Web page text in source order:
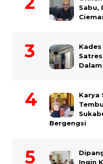
Sabu,
Karya
Bergengsi
Ingin